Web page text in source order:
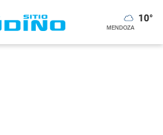
10°